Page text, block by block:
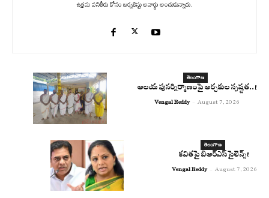
ఉత్తమ పనితీరు కోసం జర్నలిస్టు అవార్డు అందుకున్నారు.
తెలంగాణ
ఆలయ పునర్నిర్మాణంపై అర్చకుల స్పష్టత..!
Vengal Reddy - August 7, 2026
తెలంగాణ
కవితపై బిఆర్ఎస్ సైలెన్స్!
Vengal Reddy - August 7, 2026